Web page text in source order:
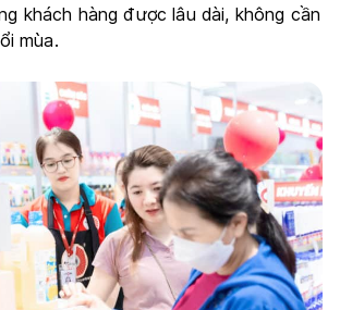
khách hàng được lâu dài, không cần
mùa.